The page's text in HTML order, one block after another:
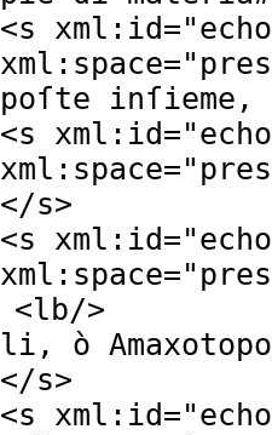
<s xml:id="
xml:space="
poſte inſieme,
<s xml:id="
xml:space="
</s>
<s xml:id="
xml:space="
<lb/>
li, ò
</s>
<s xml:id="